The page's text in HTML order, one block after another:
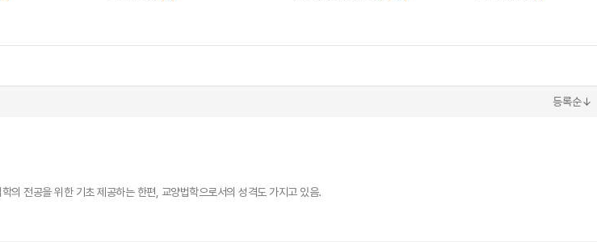
등록순↓
의 전공을 위한 기초 제공하는 한편, 교양법학으로서의 성격도 가지고 있음.